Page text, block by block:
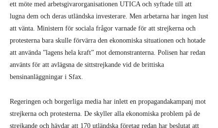
ett möte med arbetsgivarorganisationen UTICA och syftade till att
lugna dem och deras utländska investerare. Men arbetarna har ingen lust
att vänta. Ministern för sociala frågor varnade för att strejkerna och
protesterna bara skulle förvärra den ekonomiska situationen och hotade
att använda ”lagens hela kraft” mot demonstranterna. Polisen har redan
använts för att avlägsna de sittstrejkande vid de brittiska
bensinanläggningar i Sfax.
Regeringen och borgerliga media har inlett en propagandakampanj mot
strejkerna och protesterna. De skyller alla ekonomiska problem på de
strejkande och hävdar att 170 utländska företag redan har beslutat att